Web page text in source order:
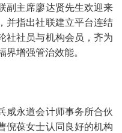
副主席廖达贤先生欢迎来
并指出社联建立平台连结
社社员与机构会员，齐为
界增强管治效能。
咸永道会计师事务所合伙
倪葆女士认同良好的机构